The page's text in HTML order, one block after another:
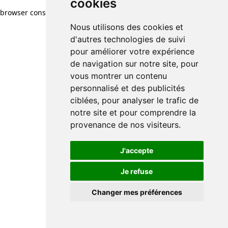
cookies
Nous utilisons des cookies et
d'autres technologies de suivi
pour améliorer votre expérience
de navigation sur notre site, pour
vous montrer un contenu
personnalisé et des publicités
ciblées, pour analyser le trafic de
notre site et pour comprendre la
provenance de nos visiteurs.
J'accepte
Je refuse
Changer mes préférences
browser console for more information)